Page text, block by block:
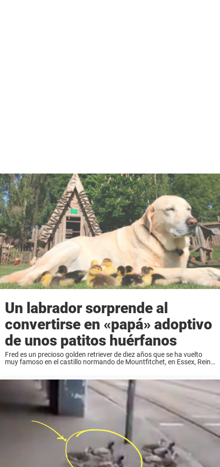
Un labrador sorprende al
convertirse en «papá» adoptivo
de unos patitos huérfanos
Fred es un precioso golden retriever de diez años que se ha vuelto
muy famoso en el castillo normando de Mountfitchet, en Essex, Reino